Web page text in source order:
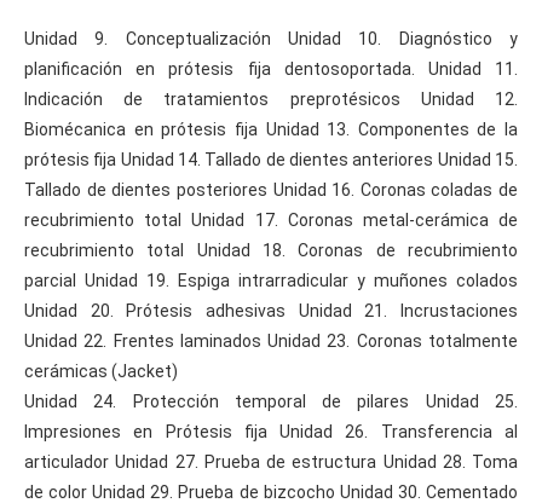
Unidad 9. Conceptualización Unidad 10. Diagnóstico y
planificación en prótesis fija dentosoportada. Unidad 11.
Indicación de tratamientos preprotésicos Unidad 12.
Biomécanica en prótesis fija Unidad 13. Componentes de la
prótesis fija Unidad 14. Tallado de dientes anteriores Unidad 15.
Tallado de dientes posteriores Unidad 16. Coronas coladas de
recubrimiento total Unidad 17. Coronas metal-cerámica de
recubrimiento total Unidad 18. Coronas de recubrimiento
parcial Unidad 19. Espiga intrarradicular y muñones colados
Unidad 20. Prótesis adhesivas Unidad 21. Incrustaciones
Unidad 22. Frentes laminados Unidad 23. Coronas totalmente
cerámicas (Jacket)
Unidad 24. Protección temporal de pilares Unidad 25.
Impresiones en Prótesis fija Unidad 26. Transferencia al
articulador Unidad 27. Prueba de estructura Unidad 28. Toma
de color Unidad 29. Prueba de bizcocho Unidad 30. Cementado